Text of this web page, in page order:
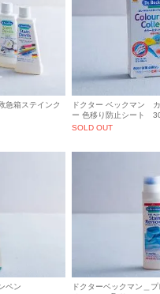
急箱ステインク
ドクター ベックマン
ー 色移り防止シート
SOLD OUT
ペン
ドクターベックマン＿